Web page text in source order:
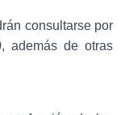
consultarse por
además de otras